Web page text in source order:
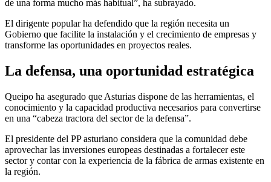
de una forma mucho más habitual”, ha subrayado.
El dirigente popular ha defendido que la región necesita un
Gobierno que facilite la instalación y el crecimiento de empresas y
transforme las oportunidades en proyectos reales.
La defensa, una oportunidad estratégica
Queipo ha asegurado que Asturias dispone de las herramientas, el
conocimiento y la capacidad productiva necesarios para convertirse
en una “cabeza tractora del sector de la defensa”.
El presidente del PP asturiano considera que la comunidad debe
aprovechar las inversiones europeas destinadas a fortalecer este
sector y contar con la experiencia de la fábrica de armas existente en
la región.